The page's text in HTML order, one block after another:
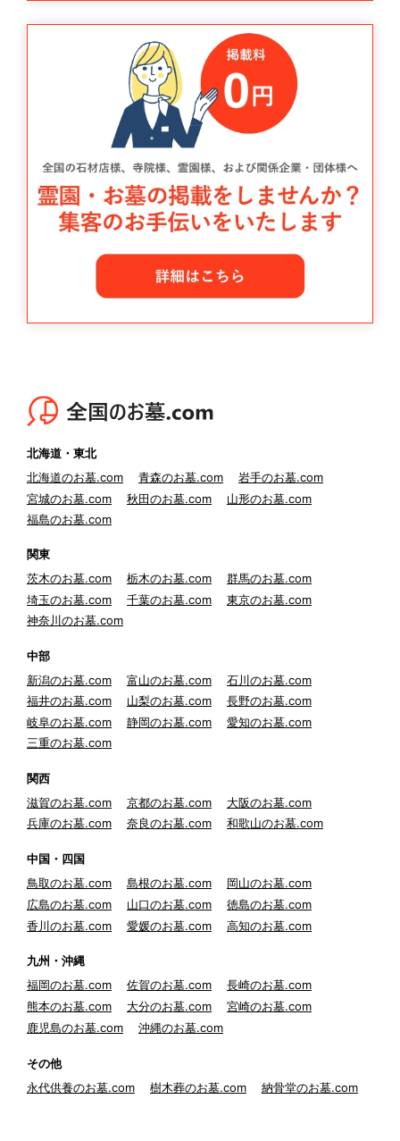
北海道・東北
北海道のお墓.com
青森のお墓.com
岩手のお墓.com
宮城のお墓.com
秋田のお墓.com
山形のお墓.com
福島のお墓.com
関東
茨木のお墓.com
栃木のお墓.com
群馬のお墓.com
埼玉のお墓.com
千葉のお墓.com
東京のお墓.com
神奈川のお墓.com
中部
新潟のお墓.com
富山のお墓.com
石川のお墓.com
福井のお墓.com
山梨のお墓.com
長野のお墓.com
岐阜のお墓.com
静岡のお墓.com
愛知のお墓.com
三重のお墓.com
関西
滋賀のお墓.com
京都のお墓.com
大阪のお墓.com
兵庫のお墓.com
奈良のお墓.com 和歌山のお墓.com
中国・四国
鳥取のお墓.com
島根のお墓.com
岡山のお墓.com
広島のお墓.com
山口のお墓.com
徳島のお墓.com
香川のお墓.com
愛媛のお墓.com 高知のお墓.com
九州・沖縄
福岡のお墓.com
佐賀のお墓.com
長崎のお墓.com
熊本のお墓.com
大分のお墓.com
宮崎のお墓.com
鹿児島のお墓.com
沖縄のお墓.com
その他
永代供養のお墓.com
樹木葬のお墓.com 納骨堂のお墓.com